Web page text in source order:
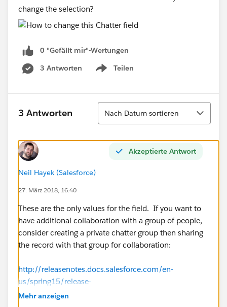
change the selection?
0 "Gefällt mir"-Wertungen
3 Antworten
Teilen
Show menu
3 Antworten
Sortieren
Nach Datum sortieren
Akzeptierte Antwort
Neil Hayek (Salesforce)
27. März 2018, 16:40
These are the only values for the field. If you want to
have additional collaboration with a group of people,
consider creating a private chatter group then sharing
the record with that group for collaboration:
http://releasenotes.docs.salesforce.com/en-
us/spring15/release-
notes/rn_chatter_groups_records_ga.htm
Mehr anzeigen